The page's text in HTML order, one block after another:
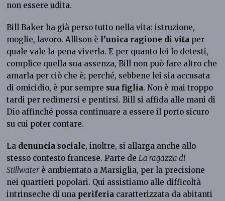
non essere udita.
Bill Baker ha già perso tutto nella vita: istruzione,
moglie, lavoro. Allison è l’unica ragione di vita per
quale vale la pena viverla. E per quanto lei lo detesti,
complice quella sua assenza, Bill non può fare altro che
amarla per ciò che è; perché, sebbene lei sia accusata
di omicidio, è pur sempre sua figlia. Non è mai troppo
tardi per redimersi e pentirsi. Bill si affida alle mani di
Dio affinché possa continuare a essere il porto sicuro
su cui poter contare.
La denuncia sociale, inoltre, si allarga anche allo
stesso contesto francese. Parte deLa ragazza di
Stillwater è ambientato a Marsiglia, per la precisione
nei quartieri popolari. Qui assistiamo alle difficoltà
intrinseche di una periferia caratterizzata da abitanti